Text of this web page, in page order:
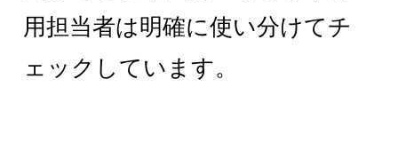
用担当者は明確に使い分けてチ
ェックしています。